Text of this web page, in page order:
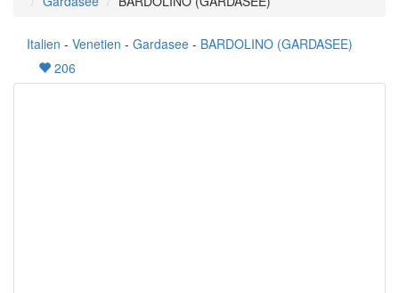
Italien - Venetien - Gardasee - BARDOLINO (GARDASEE)
206